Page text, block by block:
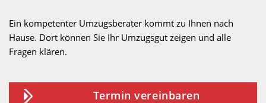
Ein kompetenter Umzugsberater kommt zu Ihnen nach
Hause. Dort können Sie Ihr Umzugsgut zeigen und alle
Fragen klären.
Termin vereinbaren